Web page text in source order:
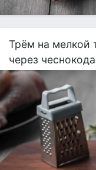
Трём на мелкой
через